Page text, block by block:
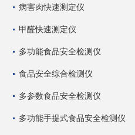
病害肉快速测定仪
甲醛快速测定仪
多功能食品安全检测仪
食品安全综合检测仪
多参数食品安全检测仪
多功能手提式食品安全检测仪